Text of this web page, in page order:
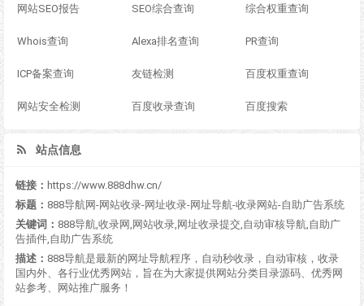
网站SEO报告 SEO综合查询 综合权重查询
Whois查询 Alexa排名查询 PR查询
ICP备案查询 友链检测 百度权重查询
网站安全检测 百度收录查询 百度搜索
站点信息
链接： https://www.888dhw.cn/
标题： 888导航网-网站收录-网址收录-网址导航-收录网站-自助广告系统
关键词： 888导航,收录网,网站收录,网址收录提交,自动审核导航,自助广
告插件,自助广告系统
描述： 888导航是最新的网址导航程序，自动秒收录，自动审核，收录
国内外、各行业优秀网站，旨在为大家提供网站分类目录源码、优秀网
站参考、网站推广服务！